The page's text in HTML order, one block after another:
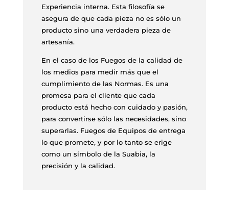
Experiencia interna. Esta filosofía se
asegura de que cada pieza no es sólo un
producto sino una verdadera pieza de
artesanía.
En el caso de los Fuegos de la calidad de
los medios para medir más que el
cumplimiento de las Normas. Es una
promesa para el cliente que cada
producto está hecho con cuidado y pasión,
para convertirse sólo las necesidades, sino
superarlas. Fuegos de Equipos de entrega
lo que promete, y por lo tanto se erige
como un símbolo de la Suabia, la
precisión y la calidad.